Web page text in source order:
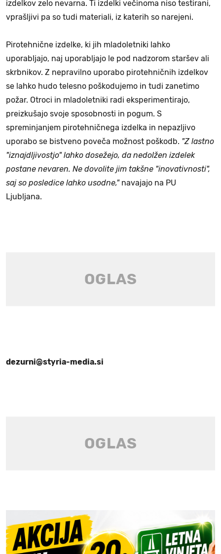
izdelkov zelo nevarna. Ti izdelki večinoma niso testirani,
vprašljivi pa so tudi materiali, iz katerih so narejeni.
Pirotehnične izdelke, ki jih mladoletniki lahko
uporabljajo, naj uporabljajo le pod nadzorom staršev ali
skrbnikov. Z nepravilno uporabo pirotehničnih izdelkov
se lahko hudo telesno poškodujemo in tudi zanetimo
požar. Otroci in mladoletniki radi eksperimentirajo,
preizkušajo svoje sposobnosti in pogum. S
spreminjanjem pirotehničnega izdelka in nepazljivo
uporabo se bistveno poveča možnost poškodb. "Z lastno
"iznajdljivostjo" lahko dosežejo, da nedolžen izdelek
postane nevaren. Ne dovolite jim takšne "inovativnosti",
saj so posledice lahko usodne," navajajo na PU
Ljubljana.
dezurni@styria-media.si